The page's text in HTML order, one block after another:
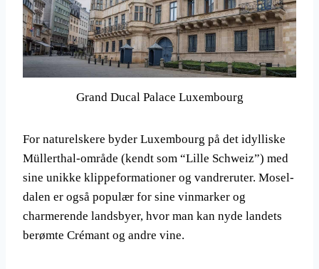
Grand Ducal Palace Luxembourg
For naturelskere byder Luxembourg på det idylliske
Müllerthal-område (kendt som “Lille Schweiz”) med
sine unikke klippeformationer og vandreruter. Mosel-
dalen er også populær for sine vinmarker og
charmerende landsbyer, hvor man kan nyde landets
berømte Crémant og andre vine.